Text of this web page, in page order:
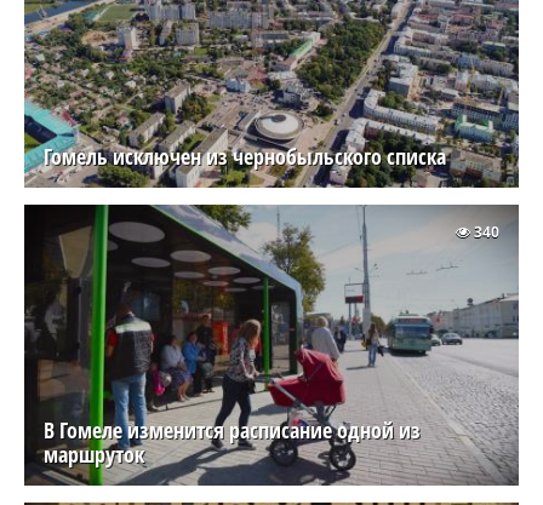
Гомель исключен из чернобыльского списка
В Гомеле изменится расписание одной из
маршруток
340